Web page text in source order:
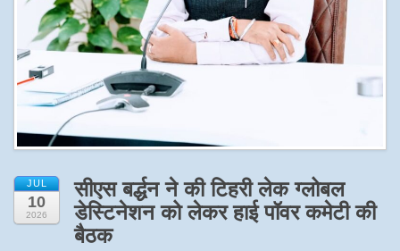
JUL
10
2026
सीएस बर्द्धन ने की टिहरी लेक ग्लोबल
डेस्टिनेशन को लेकर हाई पॉवर कमेटी की
बैठक